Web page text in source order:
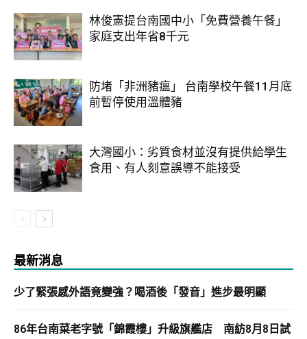
林俊憲提台南國中小「免費營養午餐」
家庭支出年省8千元
防堵「非洲豬瘟」 台南學校午餐11月底
前暫停使用溫體豬
大灣國小：劣質食材並沒有提供給學生
食用、有人刻意誤導不能接受
最新消息
少了緊張感外語竟變強？喝酒後「發音」進步最明顯
86年台南菜老字號「錦霞樓」升級旗艦店 南紡8月8日試